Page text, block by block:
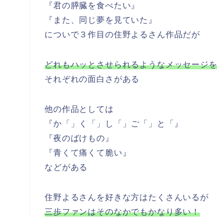
『君の膵臓を食べたい』
『また、同じ夢を見ていた』
についで３作目の住野よるさん作品だが
どれもハッとさせられるようなメッセージ
それぞれの面白さがある
他の作品としては
『か「」く「」し「」ご「」と「』
『夜のばけもの』
『青くて痛くて脆い』
などがある
住野よるさんを好きな方はたくさんいるが
三歩ファンはそのなかでもかなり多い！